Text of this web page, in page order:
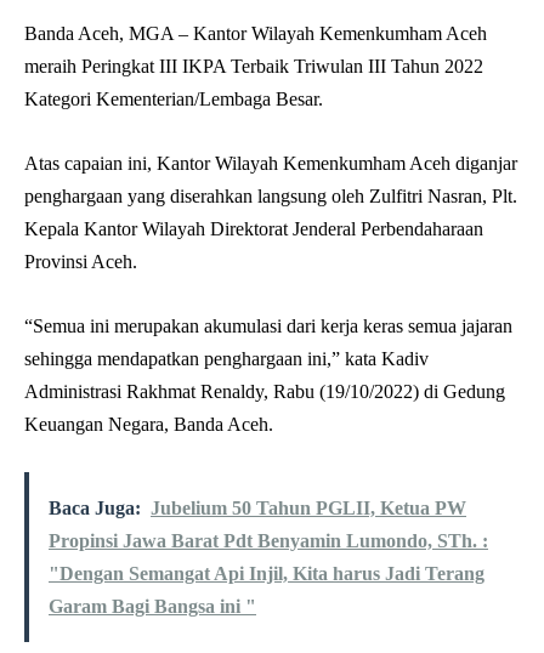
Banda Aceh, MGA – Kantor Wilayah Kemenkumham Aceh
meraih Peringkat III IKPA Terbaik Triwulan III Tahun 2022
Kategori Kementerian/Lembaga Besar.
Atas capaian ini, Kantor Wilayah Kemenkumham Aceh diganjar
penghargaan yang diserahkan langsung oleh Zulfitri Nasran, Plt.
Kepala Kantor Wilayah Direktorat Jenderal Perbendaharaan
Provinsi Aceh.
“Semua ini merupakan akumulasi dari kerja keras semua jajaran
sehingga mendapatkan penghargaan ini,” kata Kadiv
Administrasi Rakhmat Renaldy, Rabu (19/10/2022) di Gedung
Keuangan Negara, Banda Aceh.
Baca Juga: Jubelium 50 Tahun PGLII, Ketua PW
Propinsi Jawa Barat Pdt Benyamin Lumondo, STh. :
"Dengan Semangat Api Injil, Kita harus Jadi Terang
Garam Bagi Bangsa ini "